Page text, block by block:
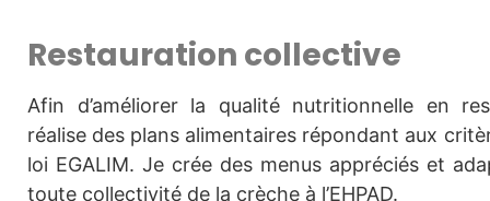
Restauration collective
Afin d’améliorer la qualité nutritionnelle en
réalise des plans alimentaires répondant aux
loi EGALIM. Je crée des menus appréciés et
toute collectivité de la crèche à l’EHPAD.